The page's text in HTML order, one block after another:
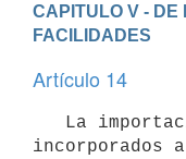
CAPITULO V - DE
FACILIDADES
Artículo 14
incorporados